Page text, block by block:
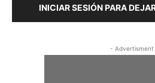
INICIAR SESIÓN PARA
- Advertisment